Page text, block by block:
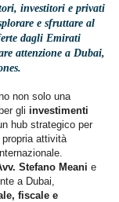
investitori e privati
e sfruttare al
dagli Emirati
attenzione a Dubai,
non solo una
gli investimenti
hub strategico per
attività
Stefano Meani e
a Dubai,
fiscale e